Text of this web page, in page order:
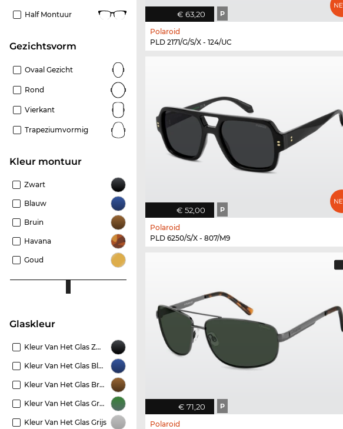
Half Montuur
Gezichtsvorm
Ovaal Gezicht
Rond
Vierkant
Trapeziumvormig
Kleur montuur
Zwart
Blauw
Bruin
Havana
Goud
Glaskleur
Kleur Van Het Glas Zwart
Kleur Van Het Glas Blauw
Kleur Van Het Glas Bruin
Kleur Van Het Glas Groen
Kleur Van Het Glas Grijs
€ 63,20 P
Polaroid
PLD 2171/G/S/X - 124/UC
€ 52,00 P
Polaroid
PLD 6250/S/X - 807/M9
€ 71,20 P
Polaroid